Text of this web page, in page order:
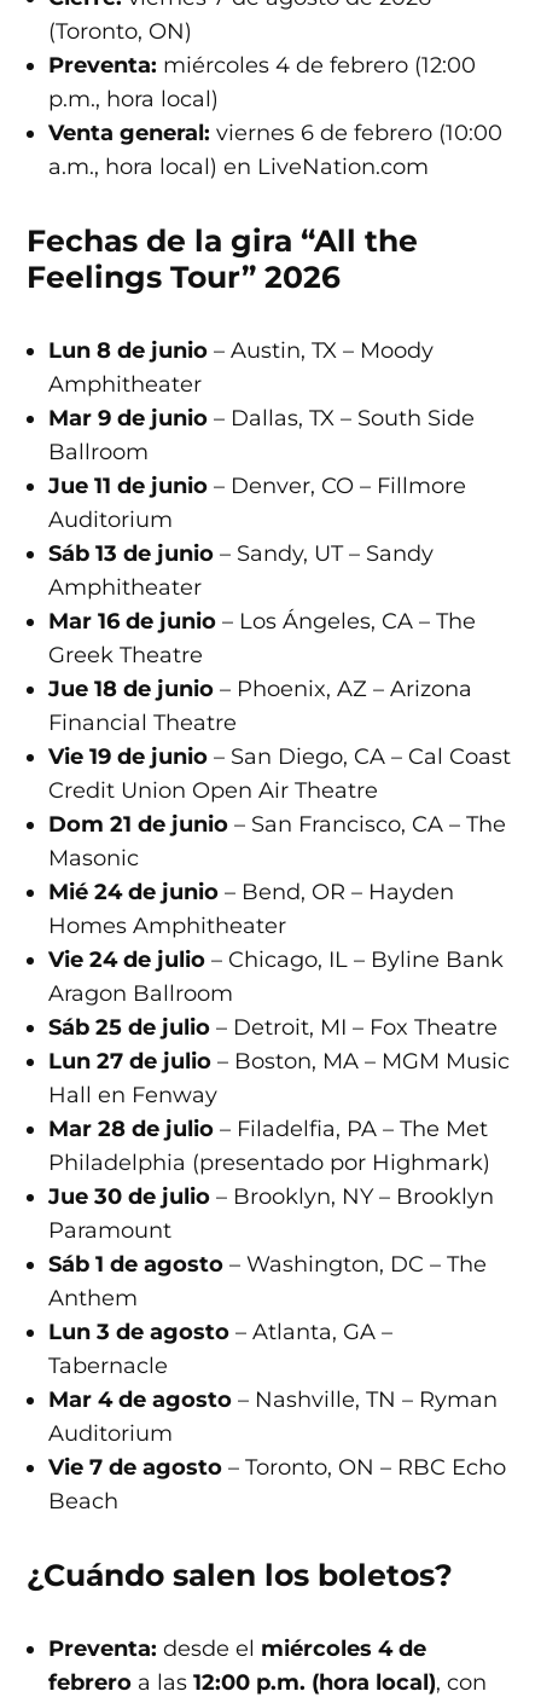
(Toronto, ON)
Preventa: miércoles 4 de febrero (12:00
p.m., hora local)
Venta general: viernes 6 de febrero (10:00
a.m., hora local) en LiveNation.com
Fechas de la gira “All the
Feelings Tour” 2026
Lun 8 de junio – Austin, TX – Moody
Amphitheater
Mar 9 de junio – Dallas, TX – South Side
Ballroom
Jue 11 de junio – Denver, CO – Fillmore
Auditorium
Sáb 13 de junio – Sandy, UT – Sandy
Amphitheater
Mar 16 de junio – Los Ángeles, CA – The
Greek Theatre
Jue 18 de junio – Phoenix, AZ – Arizona
Financial Theatre
Vie 19 de junio – San Diego, CA – Cal Coast
Credit Union Open Air Theatre
Dom 21 de junio – San Francisco, CA – The
Masonic
Mié 24 de junio – Bend, OR – Hayden
Homes Amphitheater
Vie 24 de julio – Chicago, IL – Byline Bank
Aragon Ballroom
Sáb 25 de julio – Detroit, MI – Fox Theatre
Lun 27 de julio – Boston, MA – MGM Music
Hall en Fenway
Mar 28 de julio – Filadelfia, PA – The Met
Philadelphia (presentado por Highmark)
Jue 30 de julio – Brooklyn, NY – Brooklyn
Paramount
Sáb 1 de agosto – Washington, DC – The
Anthem
Lun 3 de agosto – Atlanta, GA –
Tabernacle
Mar 4 de agosto – Nashville, TN – Ryman
Auditorium
Vie 7 de agosto – Toronto, ON – RBC Echo
Beach
¿Cuándo salen los boletos?
Preventa: desde el miércoles 4 de
febrero a las12:00 p.m. (hora local), con